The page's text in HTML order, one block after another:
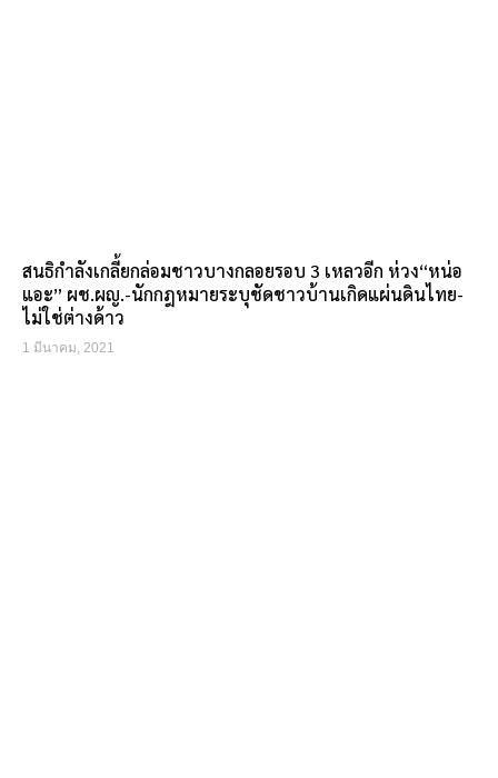
สนธิกำลังเกลี้ยกล่อมชาวบางกลอยรอบ 3 เหลวอีก ห่วง“หน่อ
แอะ” ผช.ผญ.-นักกฎหมายระบุชัดชาวบ้านเกิดแผ่นดินไทย-
ไม่ใช่ต่างด้าว
1 มีนาคม, 2021